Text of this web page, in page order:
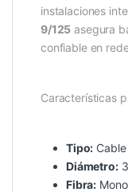
instalaciones
9/125 asegura
confiable en
Características
Tipo:
Diámetro:3
Fibra: